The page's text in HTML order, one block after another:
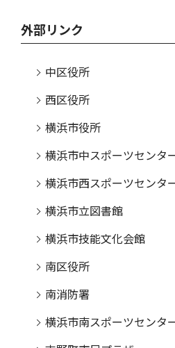
外部リンク
中区役所
西区役所
横浜市役所
横浜市中スポーツセンタ
横浜市西スポーツセンタ
横浜市立図書館
横浜市技能文化会館
南区役所
南消防署
横浜市南スポーツセンタ